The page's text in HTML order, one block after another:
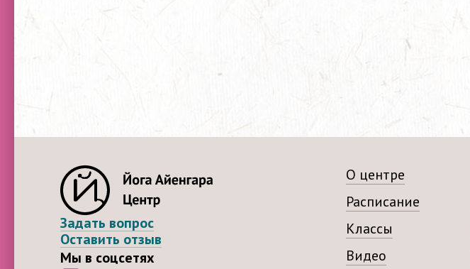
Задать вопрос
Оставить отзыв
Мы в соцсетях
О центре
Расписание
Классы
Видео